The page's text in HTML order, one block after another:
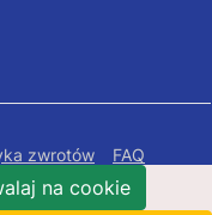
zwrotów
FAQ
Strony
na cookie